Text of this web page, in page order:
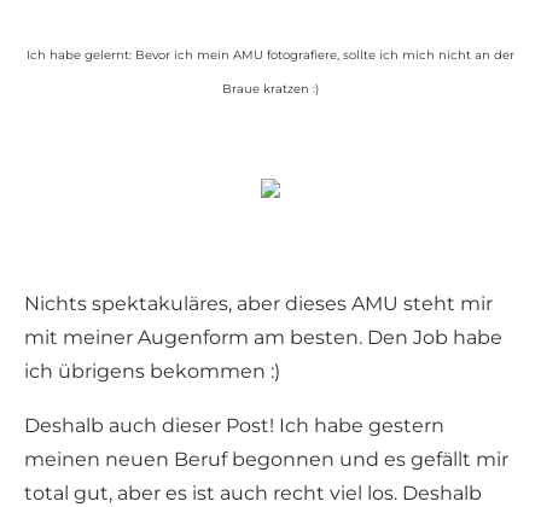
Ich habe gelernt: Bevor ich mein AMU fotografiere, sollte ich mich nicht an der
Braue kratzen :)
Nichts spektakuläres, aber dieses AMU steht mir
mit meiner Augenform am besten. Den Job habe
ich übrigens bekommen :)
Deshalb auch dieser Post! Ich habe gestern
meinen neuen Beruf begonnen und es gefällt mir
total gut, aber es ist auch recht viel los. Deshalb